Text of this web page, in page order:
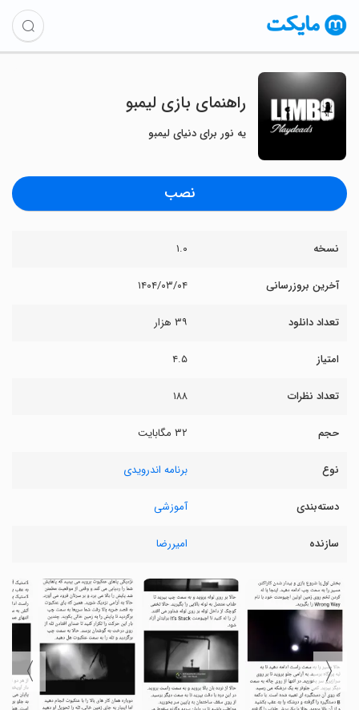
‏راهنمای بازی لیمبو
یه نور برای دنیای لیمبو
نصب
نسخه ۱.۰
آخرین بروزرسانی ۱۴۰۴/۰۳/۰۴
تعداد دانلود ۳۹ هزار
امتیاز ۴.۵
تعداد نظرات ۱۸۸
حجم ۳۲ مگابایت
نوع برنامه اندرویدی
دسته‌بندی آموزشی
سازنده امیررضا
〈
〉